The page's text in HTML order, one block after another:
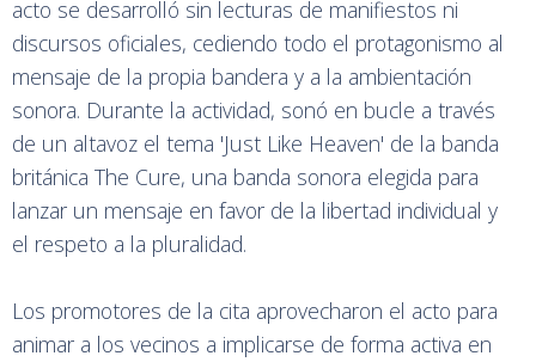
acto se desarrolló sin lecturas de manifiestos ni
discursos oficiales, cediendo todo el protagonismo al
mensaje de la propia bandera y a la ambientación
sonora. Durante la actividad, sonó en bucle a través
de un altavoz el tema 'Just Like Heaven' de la banda
británica The Cure, una banda sonora elegida para
lanzar un mensaje en favor de la libertad individual y
el respeto a la pluralidad.
Los promotores de la cita aprovecharon el acto para
animar a los vecinos a implicarse de forma activa en